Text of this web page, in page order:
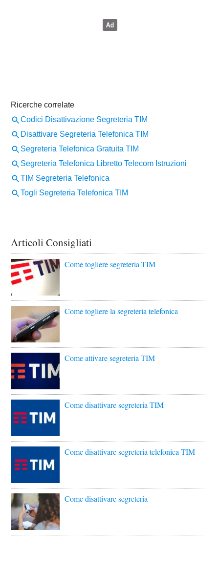
Articoli Consigliati
Come togliere segreteria TIM
Come togliere la segreteria telefonica
Come attivare segreteria TIM
Come disattivare segreteria TIM
Come disattivare segreteria telefonica TIM
Come disattivare segreteria